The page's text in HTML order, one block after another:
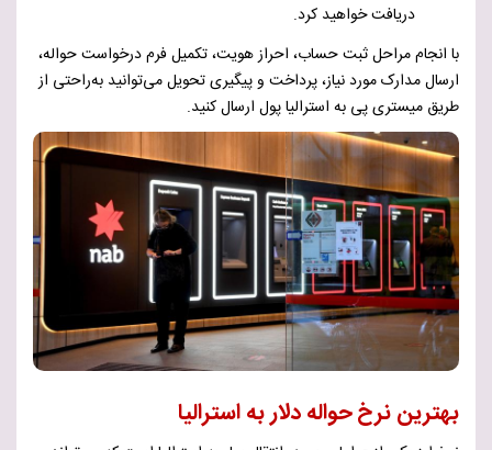
دریافت خواهید کرد.
با انجام مراحل ثبت حساب، احراز هویت، تکمیل فرم درخواست حواله،
ارسال مدارک مورد نیاز، پرداخت و پیگیری تحویل می‌توانید به‌راحتی از
طریق میستری پی به استرالیا پول ارسال کنید.
بهترین نرخ حواله دلار به استرالیا